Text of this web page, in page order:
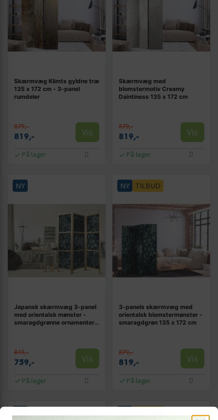
Skærmvæg Klimts gyldne træ
135 x 172 cm - 3-panel
rumdeler
879,-
819,- Vis
På lager
Skærmvæg med
blomstermotiv Creamy
Daintiness 135 x 172 cm
879,-
819,- Vis
På lager
NY
Japansk skærmvæg 3-panel
med orientalsk mønster -
smaragdgrønne ornamenter
819,-
759,- Vis
På lager
NY TILBUD
3-panels skærmvæg med
orientalsk blomstermønster -
smaragdgrøn 135 x 172 cm
879,-
819,- Vis
På lager